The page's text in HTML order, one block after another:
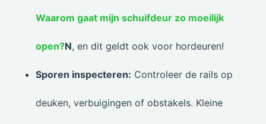
Waarom gaat mijn schuifdeur zo moeilijk
open?N, en dit geldt ook voor hordeuren!
Sporen inspecteren: Controleer de rails op
deuken, verbuigingen of obstakels. Kleine